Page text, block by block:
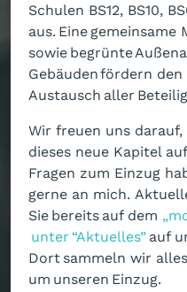
Schulen BS12, BS10,
aus. Eine gemeinsame
sowie begrünte
Gebäuden fördern den
Austausch aller
Wir freuen uns
dieses neue Kapitel
Fragen zum Einzug
gerne an mich.
Sie bereits auf dem
unter “Aktuelles”auf
Dort sammeln wir
um unseren Einzug.